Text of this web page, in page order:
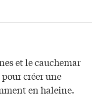
et le cauchemar
créer une
en haleine.